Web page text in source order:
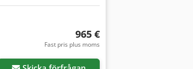
965 €
Fast pris plus moms